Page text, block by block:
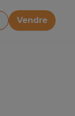
Vendre